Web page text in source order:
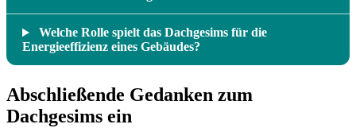
Welche Rolle spielt das Dachgesims für die
Energieeffizienz eines Gebäudes?
Abschließende Gedanken zum
Dachgesims ein